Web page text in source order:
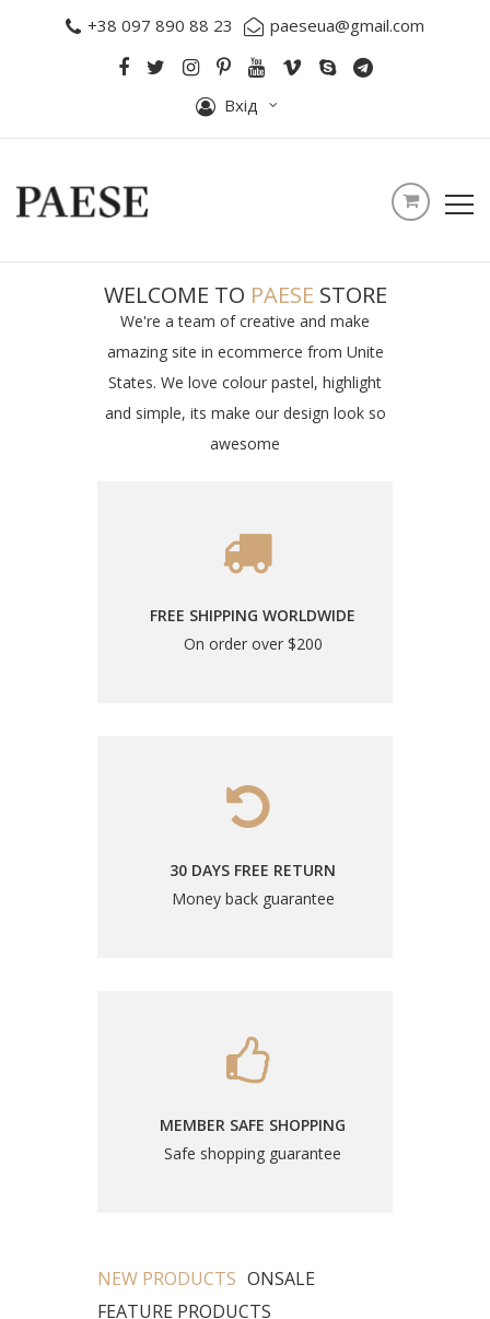
+38 097 890 88 23 paeseua@gmail.com
Вхід
WELCOME TO PAESE STORE
We're a team of creative and make
amazing site in ecommerce from Unite
States. We love colour pastel, highlight
and simple, its make our design look so
awesome
FREE SHIPPING WORLDWIDE
On order over $200
30 DAYS FREE RETURN
Money back guarantee
MEMBER SAFE SHOPPING
Safe shopping guarantee
NEW PRODUCTS ONSALE
FEATURE PRODUCTS